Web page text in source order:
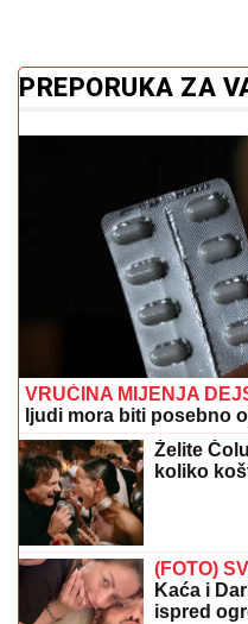
PREPORUKA ZA
VRUĆINA MIJENJA
ljudi mora biti posebno
Želite
koliko
(FOTO)
Kaća i
ispred